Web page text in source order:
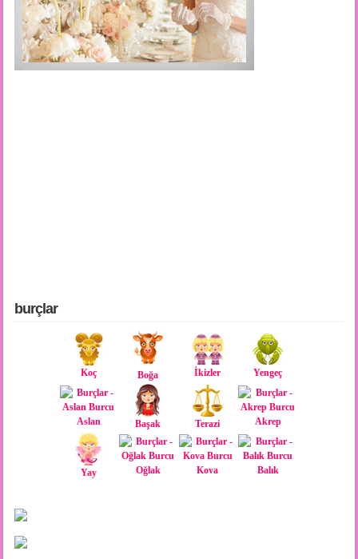
burçlar
Koç Boğa İkizler Yengeç
Aslan Başak Terazi Akrep
Yay Oğlak Kova Balık